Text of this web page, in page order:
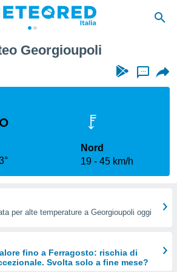
Georgioupoli
...
Nord
19
45 km/h
per alte temperature a Georgioupoli oggi
fino a Ferragosto: rischia di
Svolta solo a fine mese?